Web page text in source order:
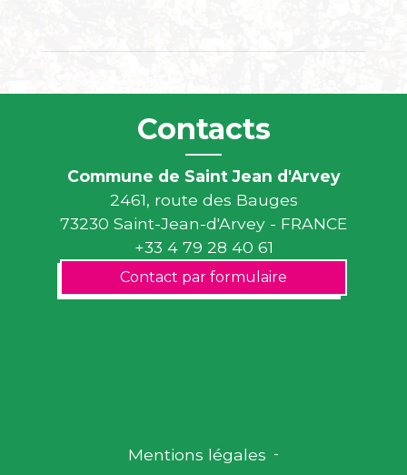
Contacts
Commune de Saint Jean d'Arvey
2461, route des Bauges
73230 Saint-Jean-d'Arvey - FRANCE
+33 4 79 28 40 61
Contact par formulaire
Mentions légales -